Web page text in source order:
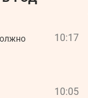
10:17
10:05